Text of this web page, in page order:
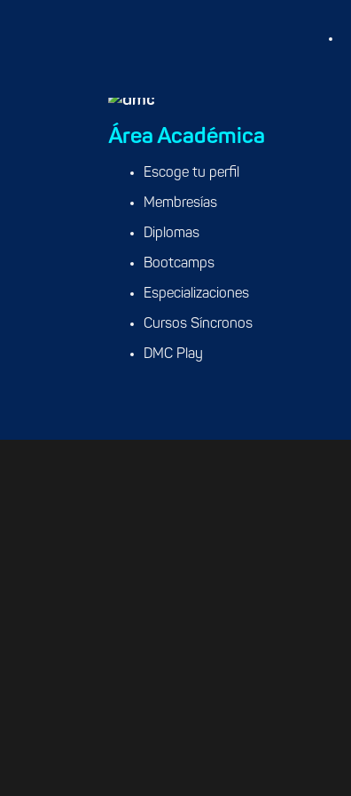
Área Académica
Escoge tu perfil
Membresías
Diplomas
Bootcamps
Especializaciones
Cursos Síncronos
DMC Play